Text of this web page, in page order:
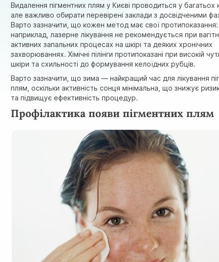
Видалення пігментних плям у Києві проводиться у багатьох
але важливо обирати перевірені заклади з досвідченими
Варто зазначити, що кожен метод має свої протипоказання:
наприклад, лазерне лікування не рекомендується при
активних запальних процесах на шкірі та деяких хронічних
захворюваннях. Хімічні пілінги протипоказані при високій
шкіри та схильності до формування келоїдних рубців.
Варто зазначити, що зима — найкращий час для лікування
плям, оскільки активність сонця мінімальна, що знижує
та підвищує ефективність процедур.
Профілактика появи пігментних плям